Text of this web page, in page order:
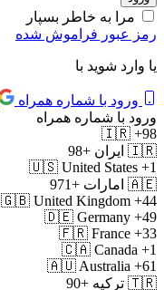
مرا به خاطر بسپار
رمز عبور فراموش شده
یا وارد شوید با
ورود با شماره همراه
ورود با شماره همراه
🇮🇷 +98
🇮🇷 ایران +98
🇺🇸 United States +1
🇦🇪 امارات +971
🇬🇧 United Kingdom +44
🇩🇪 Germany +49
🇫🇷 France +33
🇨🇦 Canada +1
🇦🇺 Australia +61
🇹🇷 ترکیه +90